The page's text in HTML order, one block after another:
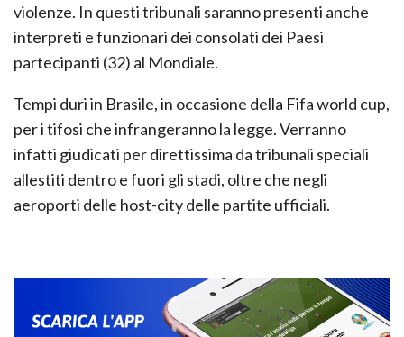
violenze. In questi tribunali saranno presenti anche
interpreti e funzionari dei consolati dei Paesi
partecipanti (32) al Mondiale.
Tempi duri in Brasile, in occasione della Fifa world cup,
per i tifosi che infrangeranno la legge. Verranno
infatti giudicati per direttissima da tribunali speciali
allestiti dentro e fuori gli stadi, oltre che negli
aeroporti delle host-city delle partite ufficiali.